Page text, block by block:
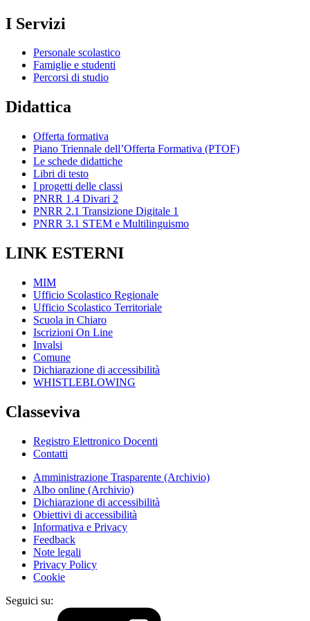
I Servizi
Personale scolastico
Famiglie e studenti
Percorsi di studio
Didattica
Offerta formativa
Piano Triennale dell’Offerta Formativa (PTOF)
Le schede didattiche
Libri di testo
I progetti delle classi
PNRR 1.4 Divari 2
PNRR 2.1 Transizione Digitale 1
PNRR 3.1 STEM e Multilinguismo
LINK ESTERNI
MIM
Ufficio Scolastico Regionale
Ufficio Scolastico Territoriale
Scuola in Chiaro
Iscrizioni On Line
Invalsi
Comune
Dichiarazione di accessibilità
WHISTLEBLOWING
Classeviva
Registro Elettronico Docenti
Contatti
Amministrazione Trasparente (Archivio)
Albo online (Archivio)
Dichiarazione di accessibilità
Obiettivi di accessibilità
Informativa e Privacy
Feedback
Note legali
Privacy Policy
Cookie
Seguici su: